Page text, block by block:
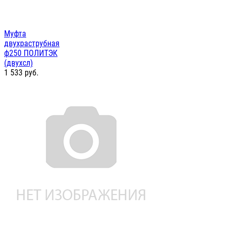
Муфта
двухраструбная
ф250 ПОЛИТЭК
(двухсл)
1 533 руб.